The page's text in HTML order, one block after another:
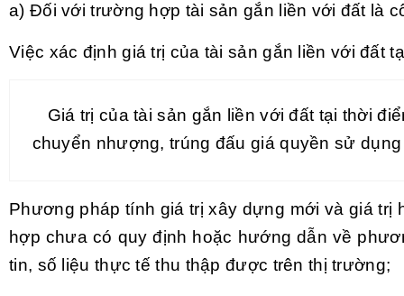
a) Đối với trường hợp tài sản gắn liền với đất là
Việc xác định giá trị của tài sảngắn liền với đất
Giá trị của tài sản gắn liền với đất tại thời
chuyển nhượng, trúng đấu giá quyền sử
Phương pháp tính giá trị xây dựng mới và giá
hợp chưa có quy định hoặc hướng dẫn về
tin, số liệu thực tế thu thập được trên thị trường;